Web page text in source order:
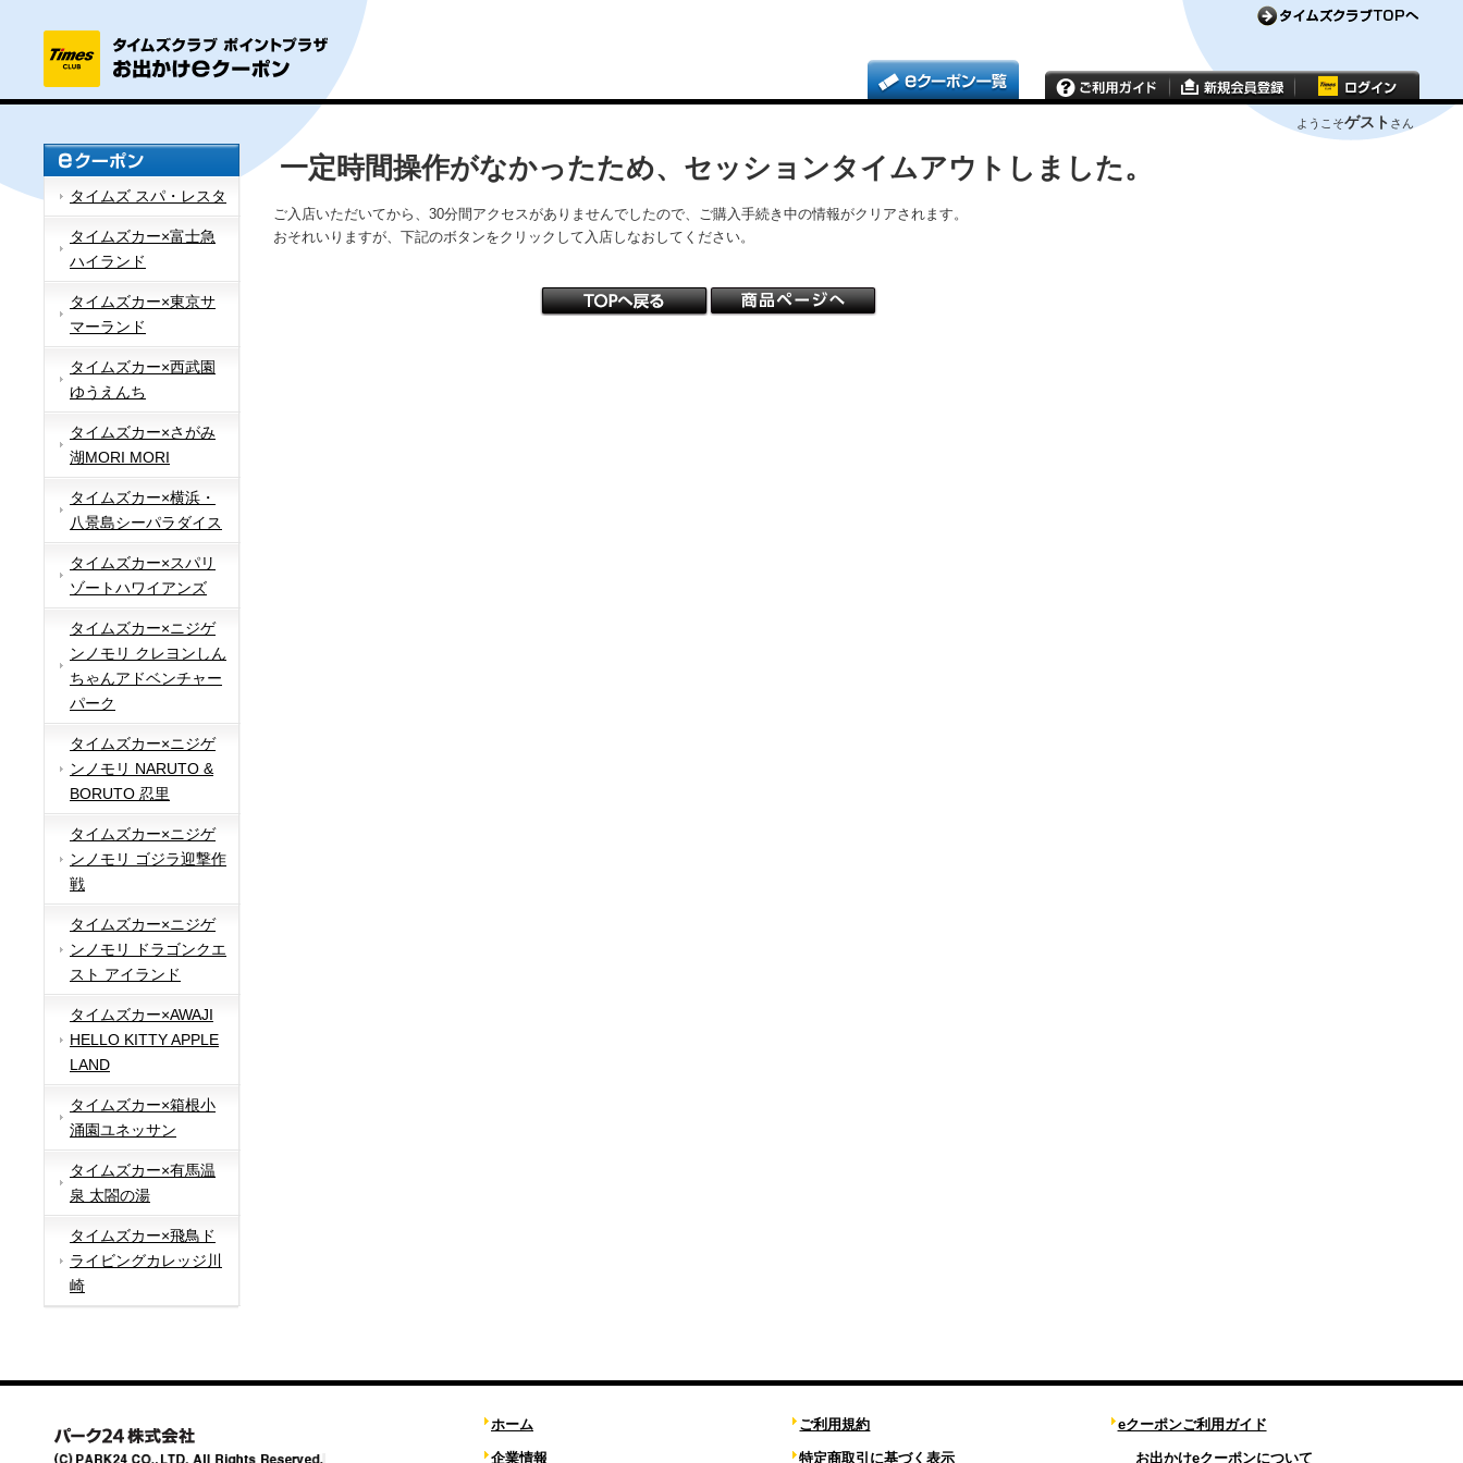
ようこそゲスト さん
タイムズ スパ・レスタ
タイムズカー×富士急
ハイランド
タイムズカー×東京サ
マーランド
タイムズカー×西武園
ゆうえんち
タイムズカー×さがみ
湖MORI MORI
タイムズカー×横浜・
八景島シーパラダイス
タイムズカー×スパリ
ゾートハワイアンズ
タイムズカー×ニジゲ
ンノモリ クレヨンしん
ちゃんアドベンチャー
パーク
タイムズカー×ニジゲ
ンノモリ NARUTO &
BORUTO 忍里
タイムズカー×ニジゲ
ンノモリ ゴジラ迎撃作
戦
タイムズカー×ニジゲ
ンノモリ ドラゴンクエ
スト アイランド
タイムズカー×AWAJI
HELLO KITTY APPLE
LAND
タイムズカー×箱根小
涌園ユネッサン
タイムズカー×有馬温
泉 太閤の湯
タイムズカー×飛鳥ド
ライビングカレッジ川
崎
一定時間操作がなかったため、セッションタイムアウトしました。
ご入店いただいてから、30分間アクセスがありませんでしたので、ご購入手続き中の情報がクリアされます。
おそれいりますが、下記のボタンをクリックして入店しなおしてください。
ホーム
企業情報
ご利用規約
特定商取引に基づく表示
eクーポンご利用ガイド
お出かけeクーポンについて